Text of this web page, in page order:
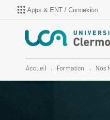
Apps & ENT / Connexion
Accueil Formation Nos